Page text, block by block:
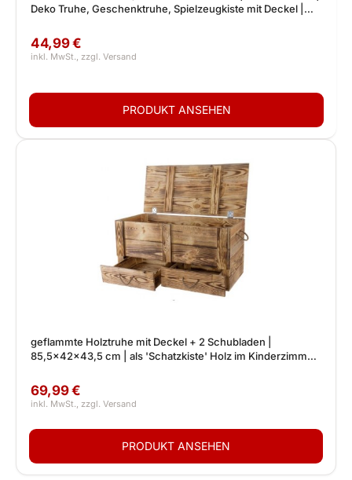
Deko Truhe, Geschenktruhe, Spielzeugkiste mit Deckel |
44,99 €
geflammte Holztruhe mit Deckel + 2 Schubladen |
85,5x42x43,5 cm | als 'Schatzkiste' Holz im Kinderzimmer
69,99 €